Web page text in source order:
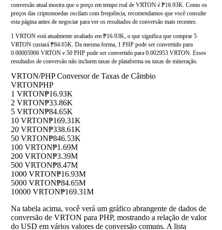
conversão atual mostra que o preço em tempo real de VRTON é ₱16.93K. Como os
preços das criptomoedas oscilam com frequência, recomendamos que você consulte
esta página antes de negociar para ver os resultados de conversão mais recentes.
1 VRTON está atualmente avaliado em ₱16.93K, o que significa que comprar 5
VRTON custará ₱84.65K. Da mesma forma, 1 PHP pode ser convertido para
0.00005906 VRTON e 50 PHP pode ser convertido para 0.002953 VRTON. Esses
resultados de conversão não incluem taxas de plataforma ou taxas de mineração.
VRTON/PHP Conversor de Taxas de Câmbio
VRTONPHP
1 VRTON₱16.93K
2 VRTON₱33.86K
5 VRTON₱84.65K
10 VRTON₱169.31K
20 VRTON₱338.61K
50 VRTON₱846.53K
100 VRTON₱1.69M
200 VRTON₱3.39M
500 VRTON₱8.47M
1000 VRTON₱16.93M
5000 VRTON₱84.65M
10000 VRTON₱169.31M
Na tabela acima, você verá um gráfico abrangente de dados de
conversão de VRTON para PHP, mostrando a relação de valor
do USD em vários valores de conversão comuns. A lista